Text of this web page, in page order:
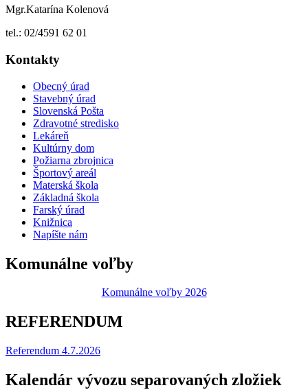
Mgr.Katarína Kolenová
tel.: 02/4591 62 01
Kontakty
Obecný úrad
Stavebný úrad
Slovenská Pošta
Zdravotné stredisko
Lekáreň
Kultúrny dom
Požiarna zbrojnica
Športový areál
Materská škola
Základná škola
Farský úrad
Knižnica
Napíšte nám
Komunálne voľby
Komunálne voľby 2026
REFERENDUM
Referendum 4.7.2026
Kalendár vývozu separovaných zložiek